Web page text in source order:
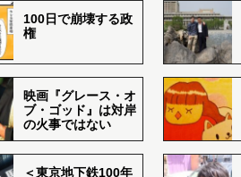
100日で崩壊する政
権
映画『グレース・オ
ブ・ゴッド』は対岸
の火事ではない
＜東京地下鉄100年